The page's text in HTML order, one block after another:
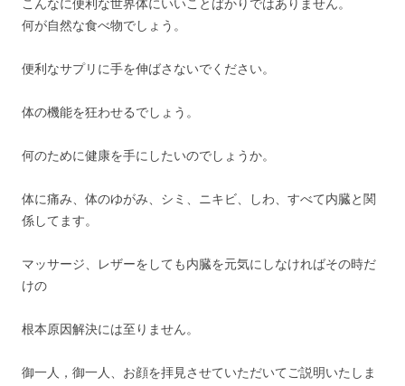
何が自然な食べ物でしょう。
便利なサプリに手を伸ばさないでください。
体の機能を狂わせるでしょう。
何のために健康を手にしたいのでしょうか。
体に痛み、体のゆがみ、シミ、ニキビ、しわ、すべて内臓と関
係してます。
マッサージ、レザーをしても内臓を元気にしなければその時だ
けの
根本原因解決には至りません。
御一人，御一人、お顔を拝見させていただいてご説明いたしま